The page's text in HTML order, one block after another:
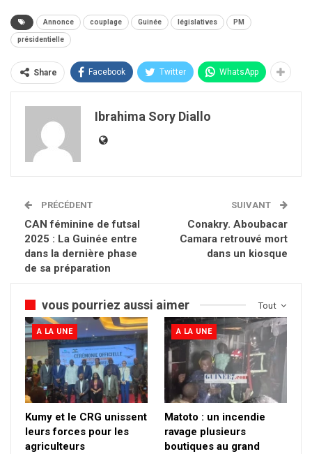
Annonce couplage Guinée législatives PM
présidentielle
Share Facebook Twitter WhatsApp
Ibrahima Sory Diallo
PRÉCÉDENT
CAN féminine de futsal
2025 : La Guinée entre
dans la dernière phase
de sa préparation
SUIVANT
Conakry. Aboubacar
Camara retrouvé mort
dans un kiosque
Tout
vous pourriez aussi aimer
A LA UNE
Kumy et le CRG unissent
leurs forces pour les
agriculteurs
A LA UNE
Matoto : un incendie
ravage plusieurs
boutiques au grand